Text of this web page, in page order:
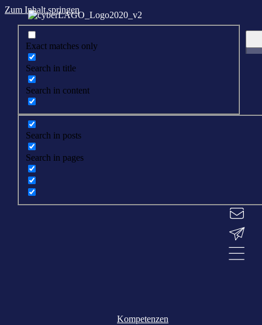
Zum Inhalt springen
Exact matches only
Search in title
Search in content
Search in posts
Search in pages
Kompetenzen